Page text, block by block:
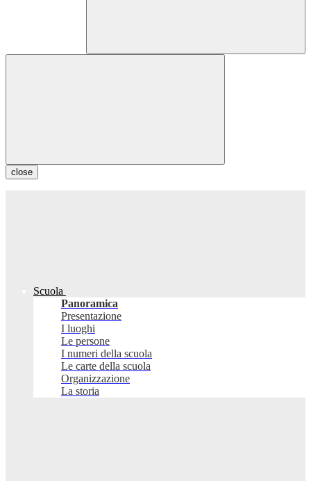
close
Scuola
Panoramica
Presentazione
I luoghi
Le persone
I numeri della scuola
Le carte della scuola
Organizzazione
La storia